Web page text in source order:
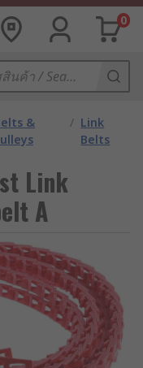
0
&
/ Link
Belts
Link
A